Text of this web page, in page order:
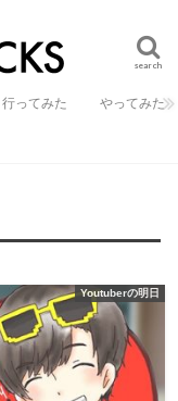
search
行ってみた やってみた
Youtuberの明日